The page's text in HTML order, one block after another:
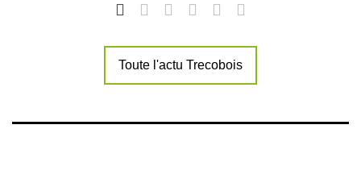
Toute l'actu Trecobois